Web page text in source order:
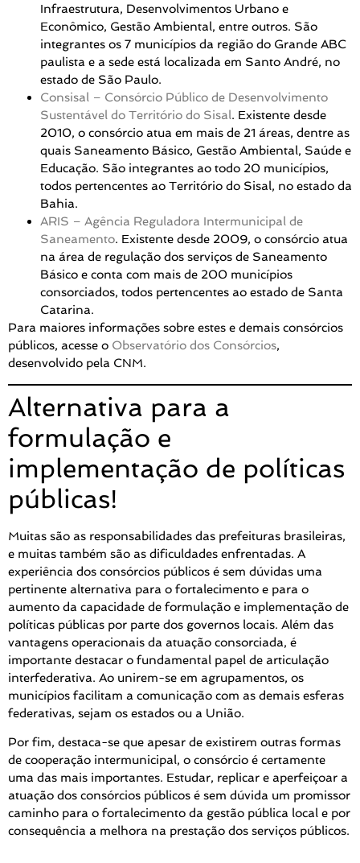
Infraestrutura, Desenvolvimentos Urbano e
Econômico, Gestão Ambiental, entre outros. São
integrantes os 7 municípios da região do Grande ABC
paulista e a sede está localizada em Santo André, no
estado de São Paulo.
Consisal – Consórcio Público de Desenvolvimento
Sustentável do Território do Sisal. Existente desde
2010, o consórcio atua em mais de 21 áreas, dentre as
quais Saneamento Básico, Gestão Ambiental, Saúde e
Educação. São integrantes ao todo 20 municípios,
todos pertencentes ao Território do Sisal, no estado da
Bahia.
ARIS – Agência Reguladora Intermunicipal de
Saneamento. Existente desde 2009, o consórcio atua
na área de regulação dos serviços de Saneamento
Básico e conta com mais de 200 municípios
consorciados, todos pertencentes ao estado de Santa
Catarina.
Para maiores informações sobre estes e demais consórcios
públicos, acesse o Observatório dos Consórcios,
desenvolvido pela CNM.
Alternativa para a
formulação e
implementação de políticas
públicas!
Muitas são as responsabilidades das prefeituras brasileiras,
e muitas também são as dificuldades enfrentadas. A
experiência dos consórcios públicos é sem dúvidas uma
pertinente alternativa para o fortalecimento e para o
aumento da capacidade de formulação e implementação de
políticas públicas por parte dos governos locais. Além das
vantagens operacionais da atuação consorciada, é
importante destacar o fundamental papel de articulação
interfederativa. Ao unirem-se em agrupamentos, os
municípios facilitam a comunicação com as demais esferas
federativas, sejam os estados ou a União.
Por fim, destaca-se que apesar de existirem outras formas
de cooperação intermunicipal, o consórcio é certamente
uma das mais importantes. Estudar, replicar e aperfeiçoar a
atuação dos consórcios públicos é sem dúvida um promissor
caminho para o fortalecimento da gestão pública local e por
consequência a melhora na prestação dos serviços públicos.